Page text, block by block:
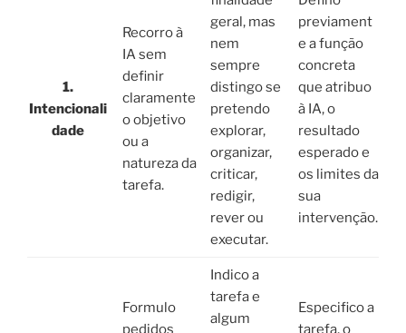
1.
Intencionali
dade
Recorro à
IA sem
definir
claramente
o objetivo
ou a
natureza da
tarefa.
geral, mas
nem
sempre
distingo se
pretendo
explorar,
organizar,
criticar,
redigir,
rever ou
executar.
previament
e a função
concreta
que atribuo
à IA, o
resultado
esperado e
os limites da
sua
intervenção.
Formulo
pedidos
Indico a
tarefa e
algum
Especifico a
tarefa, o